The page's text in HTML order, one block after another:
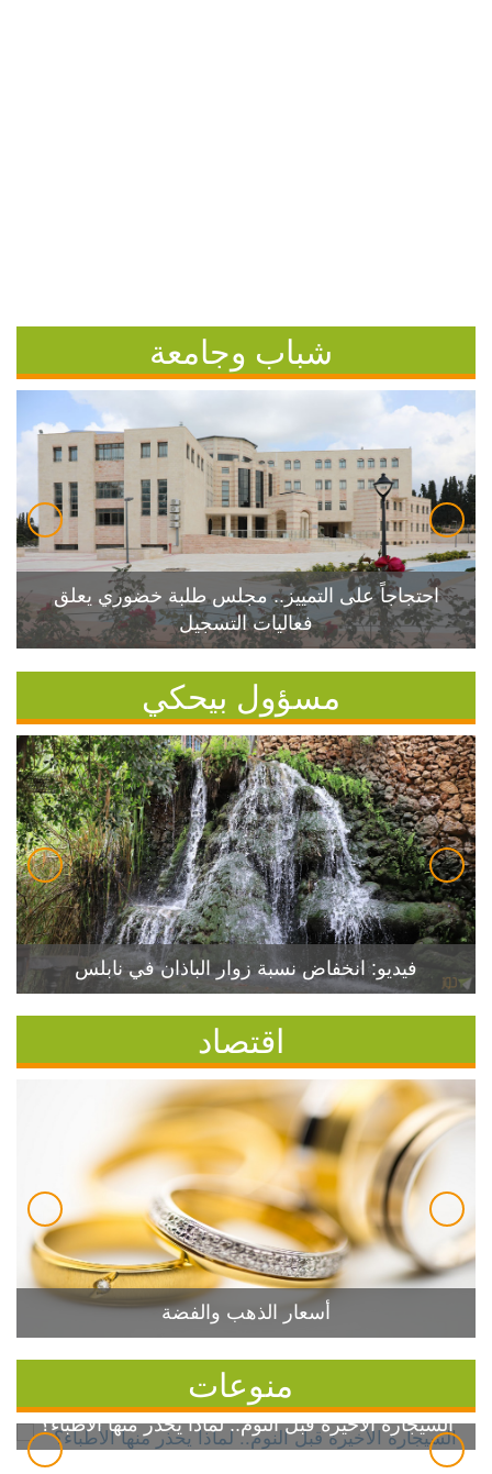
شباب وجامعة
احتجاجاً على التمييز.. مجلس طلبة خضوري يعلق
فعاليات التسجيل
مسؤول بيحكي
فيديو: انخفاض نسبة زوار الباذان في نابلس
اقتصاد
أسعار الذهب والفضة
منوعات
السيجارة الأخيرة قبل النوم.. لماذا يحذر منها الأطباء؟